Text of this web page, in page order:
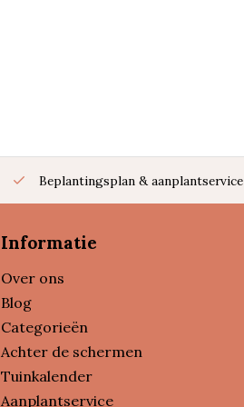
Beplantingsplan & aanplantservice
Informatie
Over ons
Blog
Categorieën
Achter de schermen
Tuinkalender
Aanplantservice